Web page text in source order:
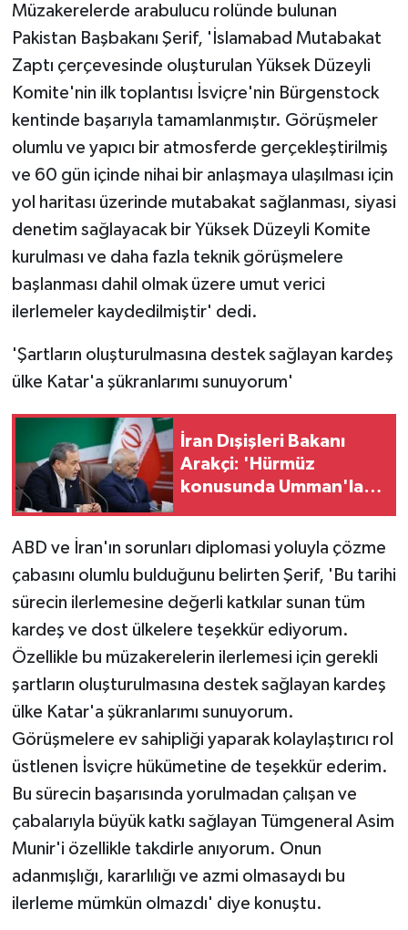
Müzakerelerde arabulucu rolünde bulunan
Pakistan Başbakanı Şerif, 'İslamabad Mutabakat
Zaptı çerçevesinde oluşturulan Yüksek Düzeyli
Komite'nin ilk toplantısı İsviçre'nin Bürgenstock
kentinde başarıyla tamamlanmıştır. Görüşmeler
olumlu ve yapıcı bir atmosferde gerçekleştirilmiş
ve 60 gün içinde nihai bir anlaşmaya ulaşılması için
yol haritası üzerinde mutabakat sağlanması, siyasi
denetim sağlayacak bir Yüksek Düzeyli Komite
kurulması ve daha fazla teknik görüşmelere
başlanması dahil olmak üzere umut verici
ilerlemeler kaydedilmiştir' dedi.
'Şartların oluşturulmasına destek sağlayan kardeş
ülke Katar'a şükranlarımı sunuyorum'
İran Dışişleri Bakanı
Arakçi: 'Hürmüz
konusunda Umman'la
ABD ve İran'ın sorunları diplomasi yoluyla çözme
çabasını olumlu bulduğunu belirten Şerif, 'Bu tarihi
sürecin ilerlemesine değerli katkılar sunan tüm
kardeş ve dost ülkelere teşekkür ediyorum.
Özellikle bu müzakerelerin ilerlemesi için gerekli
şartların oluşturulmasına destek sağlayan kardeş
ülke Katar'a şükranlarımı sunuyorum.
Görüşmelere ev sahipliği yaparak kolaylaştırıcı rol
üstlenen İsviçre hükümetine de teşekkür ederim.
Bu sürecin başarısında yorulmadan çalışan ve
çabalarıyla büyük katkı sağlayan Tümgeneral Asim
Munir'i özellikle takdirle anıyorum. Onun
adanmışlığı, kararlılığı ve azmi olmasaydı bu
ilerleme mümkün olmazdı' diye konuştu.